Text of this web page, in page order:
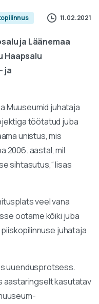
11.02.2021
ja Läänemaa
Haapsalu
ja
Muuseumid juhataja
töötatud juba
unistus, mis
2006. aastal, mil
sihtasutus,“ lisas
veel vana
ootame kõiki juba
piiskopilinnuse juhataja
uuendusprotsess.
aastaringselt kasutatav